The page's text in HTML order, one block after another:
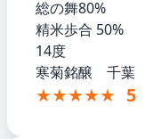
総の舞80%
精米歩合 50%
14度
寒菊銘醸 千葉
★★★★★ 5